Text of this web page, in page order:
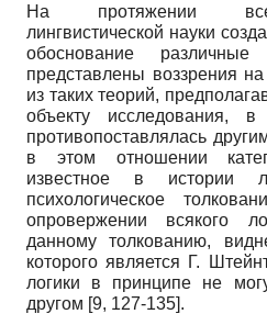
На протяжении
лингвистической науки
обоснование
представлены воззрения
из таких теорий,
объекту
противопоставлялась
в этом отношении
известное в истории
психологическое
опровержении всякого
данному толкованию,
которого является Г.
логики в принципе не
другом [9, 127-135].